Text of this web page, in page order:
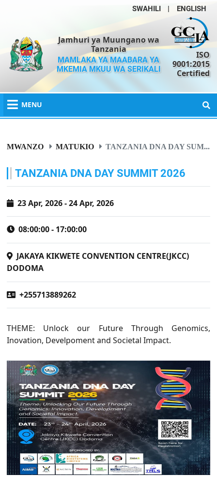
SWAHILI | ENGLISH
Jamhuri ya Muungano wa
Tanzania
MAMLAKA YA MAABARA YA
MKEMIA MKUU WA SERIKALI
ISO
9001:2015
Certified
MENU
MWANZO MATUKIO TANZANIA DNA DAY SUM...
TANZANIA DNA DAY SUMMIT 2026
23 Apr, 2026 - 24 Apr, 2026
08:00:00 - 17:00:00
JAKAYA KIKWETE CONVENTION CENTRE(JKCC)
DODOMA
+255713889262
THEME: Unlock our Future Through Genomics,
Inovation, Develpoment and Societal Impact.